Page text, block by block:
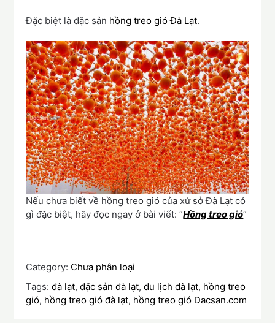
Đặc biệt là đặc sản hồng treo gió Đà Lạt.
Nếu chưa biết về hồng treo gió của xứ sở Đà Lạt có
gì đặc biệt, hãy đọc ngay ở bài viết: “Hồng treo gió“
Category: Chưa phân loại
Tags:đà lạt,đặc sản đà lạt,du lịch đà lạt, hồng treo
gió, hồng treo gió đà lạt, hồng treo gió Dacsan.com